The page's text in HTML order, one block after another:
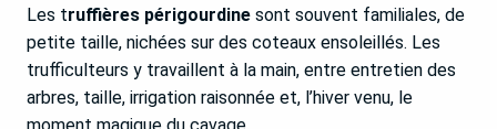
Les truffières périgourdine sont souvent familiales, de
petite taille, nichées sur des coteaux ensoleillés. Les
trufficulteurs y travaillent à la main, entre entretien des
arbres, taille, irrigation raisonnée et, l’hiver venu, le